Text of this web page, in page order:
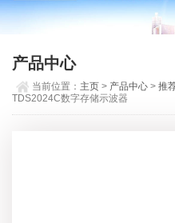
产品中心
当前位置： 主页 > 产品中心 >推
TDS2024C数字存储示波器